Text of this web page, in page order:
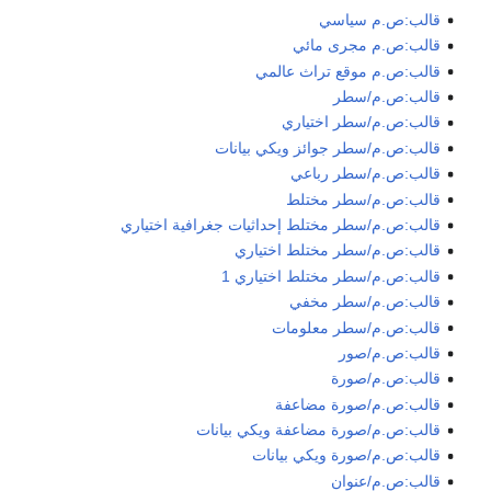
قالب:ص.م سياسي
قالب:ص.م مجرى مائي
قالب:ص.م موقع تراث عالمي
قالب:ص.م/سطر
قالب:ص.م/سطر اختياري
قالب:ص.م/سطر جوائز ويكي بيانات
قالب:ص.م/سطر رباعي
قالب:ص.م/سطر مختلط
قالب:ص.م/سطر مختلط إحداثيات جغرافية اختياري
قالب:ص.م/سطر مختلط اختياري
قالب:ص.م/سطر مختلط اختياري 1
قالب:ص.م/سطر مخفي
قالب:ص.م/سطر معلومات
قالب:ص.م/صور
قالب:ص.م/صورة
قالب:ص.م/صورة مضاعفة
قالب:ص.م/صورة مضاعفة ويكي بيانات
قالب:ص.م/صورة ويكي بيانات
قالب:ص.م/عنوان